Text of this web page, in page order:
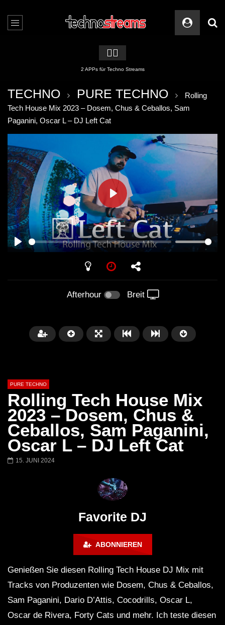
🏳️‍🌈
2 APPs für Techno Streams
TECHNO PURE TECHNO
Rolling
Tech House Mix 2023 – Dosem, Chus & Ceballos, Sam
Paganini, Oscar L – DJ Left Cat
PLAY
PLAY
Afterhour Breit
Später
01:31:35
Miss Djax – Cherry Moon –
Lokeren Belgium (1996)
01:53:01
Torsten Kanzler
PURE TECHNO
Rolling Tech House Mix
2023 – Dosem, Chus &
Ceballos, Sam Paganini,
Oscar L – DJ Left Cat
15. JUNI 2024
Favorite DJ
ABONNIEREN
Genießen Sie diesen Rolling Tech House DJ Mix mit
Tracks von Produzenten wie Dosem, Chus & Ceballos,
Sam Paganini, Dario D’Attis, Cocodrills, Oscar L,
Oscar de Rivera, Forty Cats und mehr. Ich teste diesen